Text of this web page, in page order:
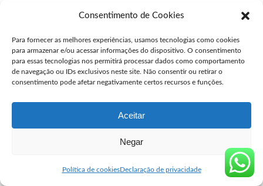
Consentimento de Cookies
Para fornecer as melhores experiências, usamos tecnologias como cookies
para armazenar e/ou acessar informações do dispositivo. O consentimento
para essas tecnologias nos permitirá processar dados como comportamento
de navegação ou IDs exclusivos neste site. Não consentir ou retirar o
consentimento pode afetar negativamente certos recursos e funções.
Aceitar
Negar
Política de cookiesDeclaração de privacidade